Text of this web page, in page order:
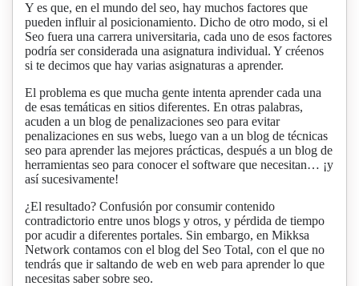
Y es que, en el mundo del seo, hay muchos factores que
pueden influir al posicionamiento. Dicho de otro modo, si el
Seo fuera una carrera universitaria, cada uno de esos factores
podría ser considerada una asignatura individual. Y créenos
si te decimos que hay varias asignaturas a aprender.
El problema es que mucha gente intenta aprender cada una
de esas temáticas en sitios diferentes. En otras palabras,
acuden a un blog de penalizaciones seo para evitar
penalizaciones en sus webs, luego van a un blog de técnicas
seo para aprender las mejores prácticas, después a un blog de
herramientas seo para conocer el software que necesitan… ¡y
así sucesivamente!
¿El resultado? Confusión por consumir contenido
contradictorio entre unos blogs y otros, y pérdida de tiempo
por acudir a diferentes portales. Sin embargo, en Mikksa
Network contamos con el blog del Seo Total, con el que no
tendrás que ir saltando de web en web para aprender lo que
necesitas saber sobre seo.